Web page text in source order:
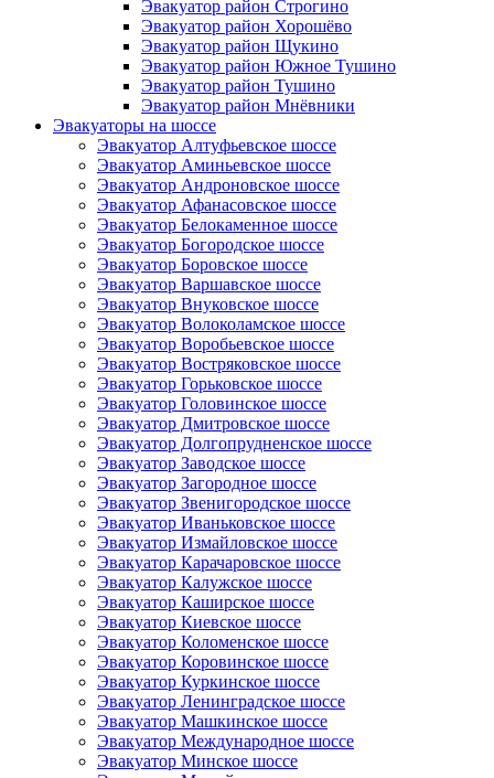
Эвакуатор район Строгино
Эвакуатор район Хорошёво
Эвакуатор район Щукино
Эвакуатор район Южное Тушино
Эвакуатор район Тушино
Эвакуатор район Мнёвники
Эвакуаторы на шоссе
Эвакуатор Алтуфьевское шоссе
Эвакуатор Аминьевское шоссе
Эвакуатор Андроновское шоссе
Эвакуатор Афанасовское шоссе
Эвакуатор Белокаменное шоссе
Эвакуатор Богородское шоссе
Эвакуатор Боровское шоссе
Эвакуатор Варшавское шоссе
Эвакуатор Внуковское шоссе
Эвакуатор Волоколамское шоссе
Эвакуатор Воробьевское шоссе
Эвакуатор Востряковское шоссе
Эвакуатор Горьковское шоссе
Эвакуатор Головинское шоссе
Эвакуатор Дмитровское шоссе
Эвакуатор Долгопрудненское шоссе
Эвакуатор Заводское шоссе
Эвакуатор Загородное шоссе
Эвакуатор Звенигородское шоссе
Эвакуатор Иваньковское шоссе
Эвакуатор Измайловское шоссе
Эвакуатор Карачаровское шоссе
Эвакуатор Калужское шоссе
Эвакуатор Каширское шоссе
Эвакуатор Киевское шоссе
Эвакуатор Коломенское шоссе
Эвакуатор Коровинское шоссе
Эвакуатор Куркинское шоссе
Эвакуатор Ленинградское шоссе
Эвакуатор Машкинское шоссе
Эвакуатор Международное шоссе
Эвакуатор Минское шоссе